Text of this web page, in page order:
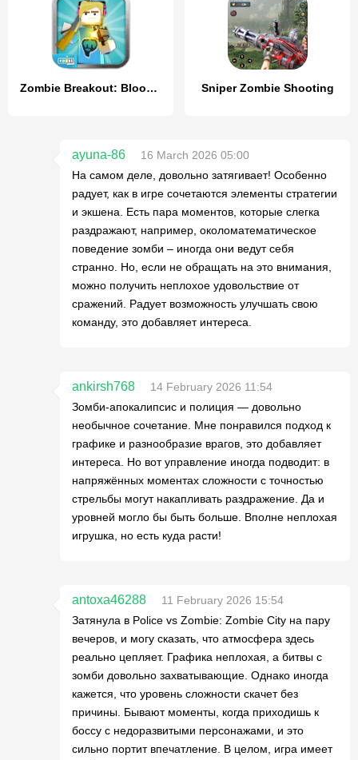
Zombie Breakout: Blood & Chaos Sniper Zombie Shooting
ayuna-86
16 March 2026 05:00
На самом деле, довольно затягивает! Особенно
радует, как в игре сочетаются элементы стратегии
и экшена. Есть пара моментов, которые слегка
раздражают, например, околоматематическое
поведение зомби – иногда они ведут себя
странно. Но, если не обращать на это внимания,
можно получить неплохое удовольствие от
сражений. Радует возможность улучшать свою
команду, это добавляет интереса.
ankirsh768
14 February 2026 11:54
Зомби-апокалипсис и полиция — довольно
необычное сочетание. Мне понравился подход к
графике и разнообразие врагов, это добавляет
интереса. Но вот управление иногда подводит: в
напряжённых моментах сложности с точностью
стрельбы могут накапливать раздражение. Да и
уровней могло бы быть больше. Вполне неплохая
игрушка, но есть куда расти!
antoxa46288
11 February 2026 15:54
Затянула в Police vs Zombie: Zombie City на пару
вечеров, и могу сказать, что атмосфера здесь
реально цепляет. Графика неплохая, а битвы с
зомби довольно захватывающие. Однако иногда
кажется, что уровень сложности скачет без
причины. Бывают моменты, когда приходишь к
боссу с недоразвитыми персонажами, и это
сильно портит впечатление. В целом, игра имеет